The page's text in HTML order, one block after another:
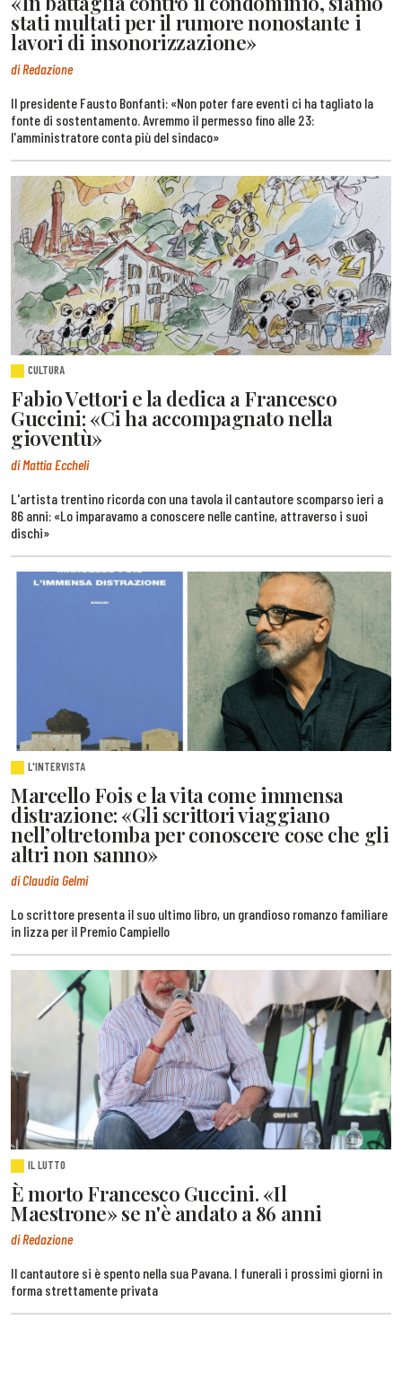
stati multati per il rumore nonostante i
lavori di insonorizzazione»
di Redazione
Il presidente Fausto Bonfanti: «Non poter fare eventi ci ha tagliato la
fonte di sostentamento. Avremmo il permesso fino alle 23:
l'amministratore conta più del sindaco»
CULTURA
Fabio Vettori e la dedica a Francesco
Guccini: «Ci ha accompagnato nella
gioventù»
di Mattia Eccheli
L'artista trentino ricorda con una tavola il cantautore scomparso ieri a
86 anni: «Lo imparavamo a conoscere nelle cantine, attraverso i suoi
dischi»
L'INTERVISTA
Marcello Fois e la vita come immensa
distrazione: «Gli scrittori viaggiano
nell’oltretomba per conoscere cose che gli
altri non sanno»
di Claudia Gelmi
Lo scrittore presenta il suo ultimo libro, un grandioso romanzo familiare
in lizza per il Premio Campiello
IL LUTTO
È morto Francesco Guccini. «Il
Maestrone» se n'è andato a 86 anni
di Redazione
Il cantautore si è spento nella sua Pavana. I funerali i prossimi giorni in
forma strettamente privata